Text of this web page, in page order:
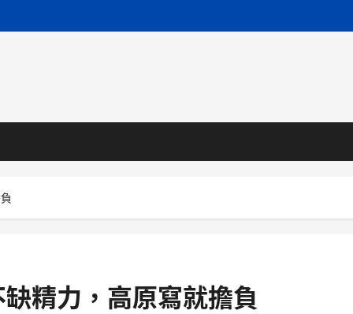
精力，高原寫就擔負